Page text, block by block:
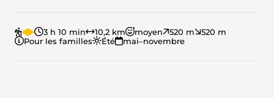
3 h 10 min 10,2 km moyen 520 m
520 m
Pour les familles
Été mai–novembre